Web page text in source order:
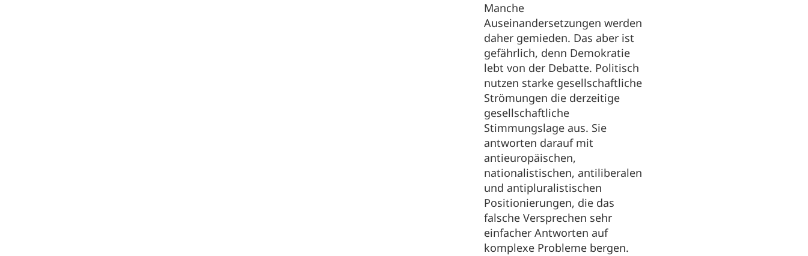
Manche
Auseinandersetzungen werden
daher gemieden. Das aber ist
gefährlich, denn Demokratie
lebt von der Debatte. Politisch
nutzen starke gesellschaftliche
Strömungen die derzeitige
gesellschaftliche
Stimmungslage aus. Sie
antworten darauf mit
antieuropäischen,
nationalistischen, antiliberalen
und antipluralistischen
Positionierungen, die das
falsche Versprechen sehr
einfacher Antworten auf
komplexe Probleme bergen.